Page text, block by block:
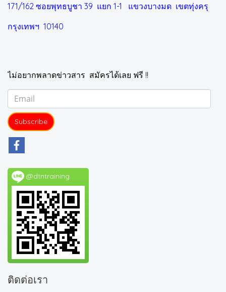
171/162 ซอยพุทธบูชา 39 แยก 1-1 แขวงบางมด เขตทุ่งครุ
กรุงเทพฯ 10140
ไม่อยากพลาดข่าวสาร สมัครได้เลย ฟรี !!
Subscribe
@dtntraining
ติดต่อเรา